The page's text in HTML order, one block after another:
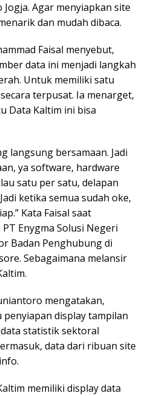
Agar menyiapkan site
dan mudah dibaca.
Faisal menyebut,
data ini menjadi langkah
Untuk memiliki satu
terpusat. Ia menarget,
Data Kaltim ini bisa
langsung bersamaan. Jadi
ya software, hardware
satu per satu, delapan
ketika semua sudah oke,
Kata Faisal saat
Enygma Solusi Negeri
Badan Penghubung di
Sebagaimana melansir
mengatakan,
display tampilan
statistik sektoral
data dari ribuan site
memiliki display data